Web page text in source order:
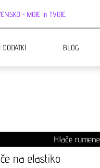
- MOJE in TVOJE.
BLOG
Hlače rumene
na elastiko